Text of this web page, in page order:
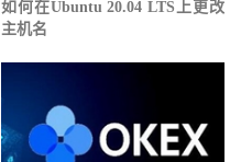
如何在Ubuntu 20.04 LTS上更改
主机名